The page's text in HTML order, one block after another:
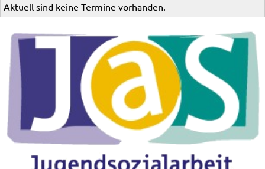
Aktuell sind keine Termine vorhanden.